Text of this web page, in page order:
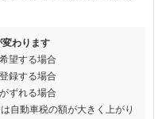
変わります
望する場合
録する場合
ずれる場合
自動車税の額が大きく上がり